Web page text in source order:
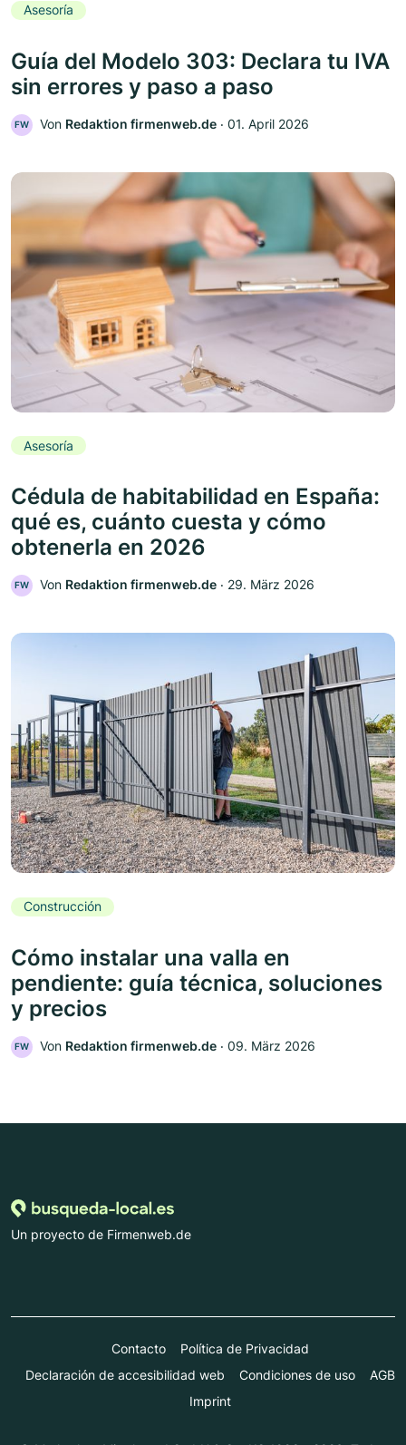
Asesoría
Guía del Modelo 303: Declara tu IVA
sin errores y paso a paso
FW Von Redaktion firmenweb.de ‧ 01. April 2026
Asesoría
Cédula de habitabilidad en España:
qué es, cuánto cuesta y cómo
obtenerla en 2026
FW Von Redaktion firmenweb.de ‧ 29. März 2026
Construcción
Cómo instalar una valla en
pendiente: guía técnica, soluciones
y precios
FW Von Redaktion firmenweb.de ‧ 09. März 2026
Un proyecto de Firmenweb.de
Contacto
Política de Privacidad
Declaración de accesibilidad web
Condiciones de uso
AGB
Imprint